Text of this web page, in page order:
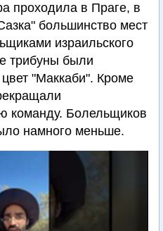
проходила в Праге, в
большинство мест
израильского
трибуны были
"Маккаби". Кроме
команду. Болельщиков
намного меньше.